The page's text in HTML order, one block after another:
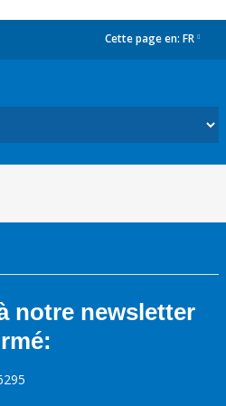
Cette page en: FR
notre newsletter